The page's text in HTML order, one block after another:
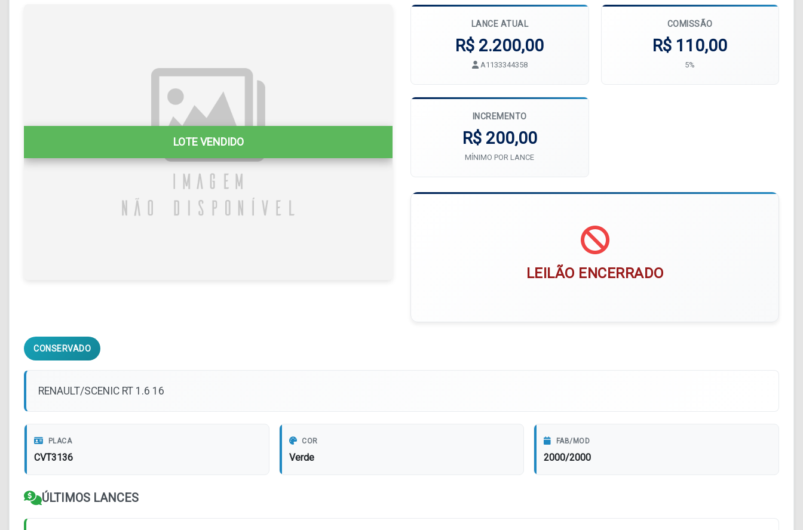
LOTE VENDIDO
LANCE ATUAL
R$ 2.200,00
A1133344358
COMISSÃO
R$ 110,00
5%
INCREMENTO
R$ 200,00
MÍNIMO POR LANCE
LEILÃO ENCERRADO
CONSERVADO
RENAULT/SCENIC RT 1.6 16
PLACA
CVT3136
COR
Verde
FAB/MOD
2000/2000
ÚLTIMOS LANCES